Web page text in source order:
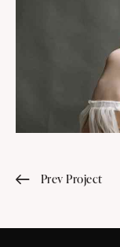
Prev Project